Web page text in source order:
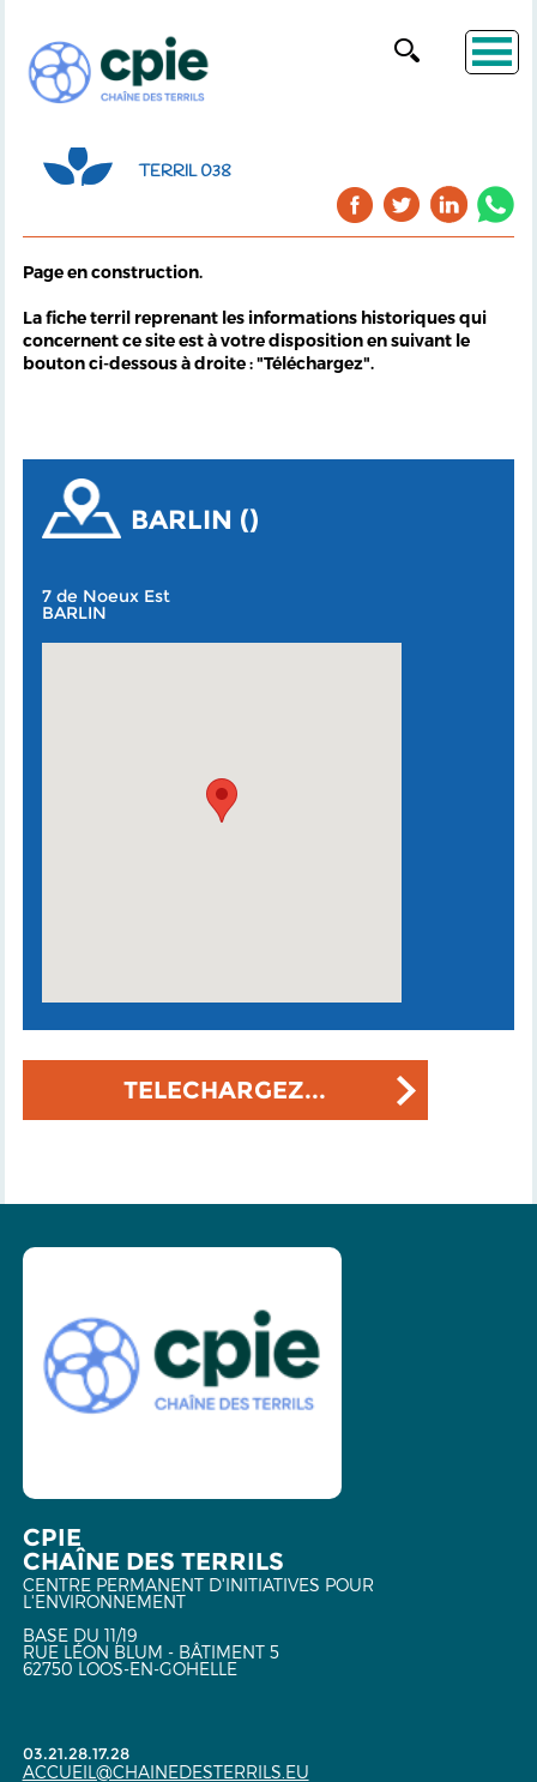
TERRIL 038
Page en construction.
La fiche terril reprenant les informations historiques qui
concernent ce site est à votre disposition en suivant le
bouton ci-dessous à droite : "Téléchargez".
BARLIN ()
7 de Noeux Est
BARLIN
TELECHARGEZ...
CPIE
CHAÎNE DES TERRILS
CENTRE PERMANENT D'INITIATIVES POUR
L'ENVIRONNEMENT
BASE DU 11/19
RUE LÉON BLUM - BÂTIMENT 5
62750 LOOS-EN-GOHELLE
03.21.28.17.28
ACCUEIL@CHAINEDESTERRILS.EU